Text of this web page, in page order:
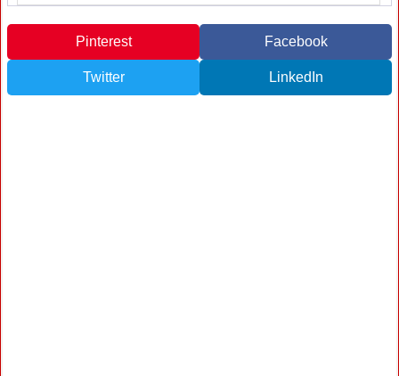
Pinterest Facebook
Twitter LinkedIn